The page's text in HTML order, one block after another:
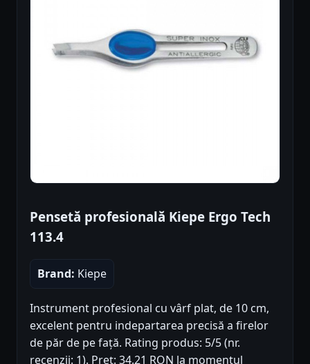
Pensetă profesională Kiepe Ergo Tech
113.4
Brand: Kiepe
Instrument profesional cu vârf plat, de 10 cm,
excelent pentru indepartarea precisă a firelor
de păr de pe față. Rating produs: 5/5 (nr.
recenzii: 1). Preț: 34.21 RON la momentul